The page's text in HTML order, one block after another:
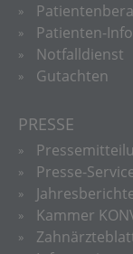
Patienten-
Notfalldienst
Gutachten
PRESSE
Presse-
Kammer